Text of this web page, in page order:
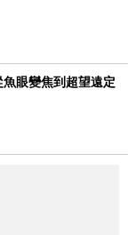
眼變焦到超望遠定